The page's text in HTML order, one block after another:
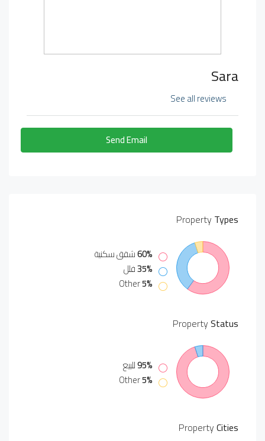
Sara
See all reviews
Send Email
Property Types
60%شقق سكنية
35%فلل
5%
Other
PropertyStatus
95%للبيع
5%
Other
PropertyCities